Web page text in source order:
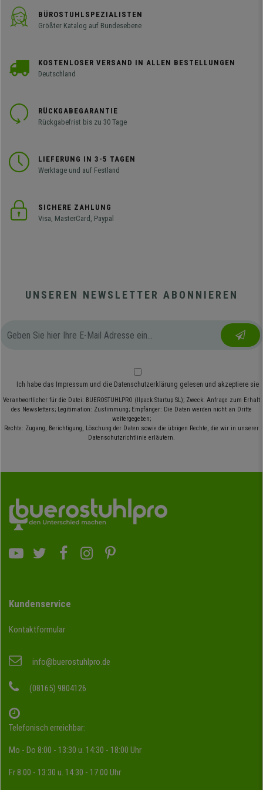
BÜROSTUHLSPEZIALISTEN
Größter Katalog auf Bundesebene
KOSTENLOSER VERSAND IN ALLEN BESTELLUNGEN
Deutschland
RÜCKGABEGARANTIE
Rückgabefrist bis zu 30 Tage
LIEFERUNG IN 3-5 TAGEN
Werktage und auf Festland
SICHERE ZAHLUNG
Visa, MasterCard, Paypal
UNSEREN NEWSLETTER ABONNIEREN
Ich habe das Impressum und die Datenschutzerklärung gelesen und akzeptiere sie
Verantwortlicher für die Datei: BUEROSTUHLPRO (Ilpack Startup SL); Zweck: Anfrage zum Erhalt
des Newsletters; Legitimation: Zustimmung; Empfänger: Die Daten werden nicht an Dritte
weitergegeben;
Rechte: Zugang, Berichtigung, Löschung der Daten sowie die übrigen Rechte, die wir in unserer
Datenschutzrichtlinie erläutern.
Kundenservice
Kontaktformular
info@buerostuhlpro.de
(08165) 9804126
Telefonisch erreichbar:
Mo - Do 8:00 - 13:30 u. 14:30 - 18:00 Uhr
Fr 8:00 - 13:30 u. 14:30 - 17:00 Uhr